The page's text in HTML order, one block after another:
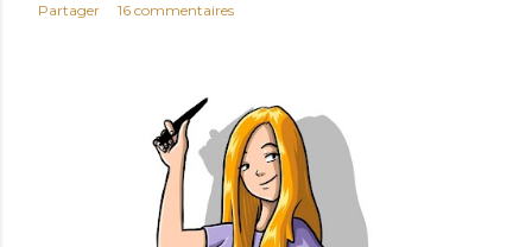
Partager 16 commentaires